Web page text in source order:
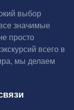
выбор
значимые
просто
всего в
мы делаем